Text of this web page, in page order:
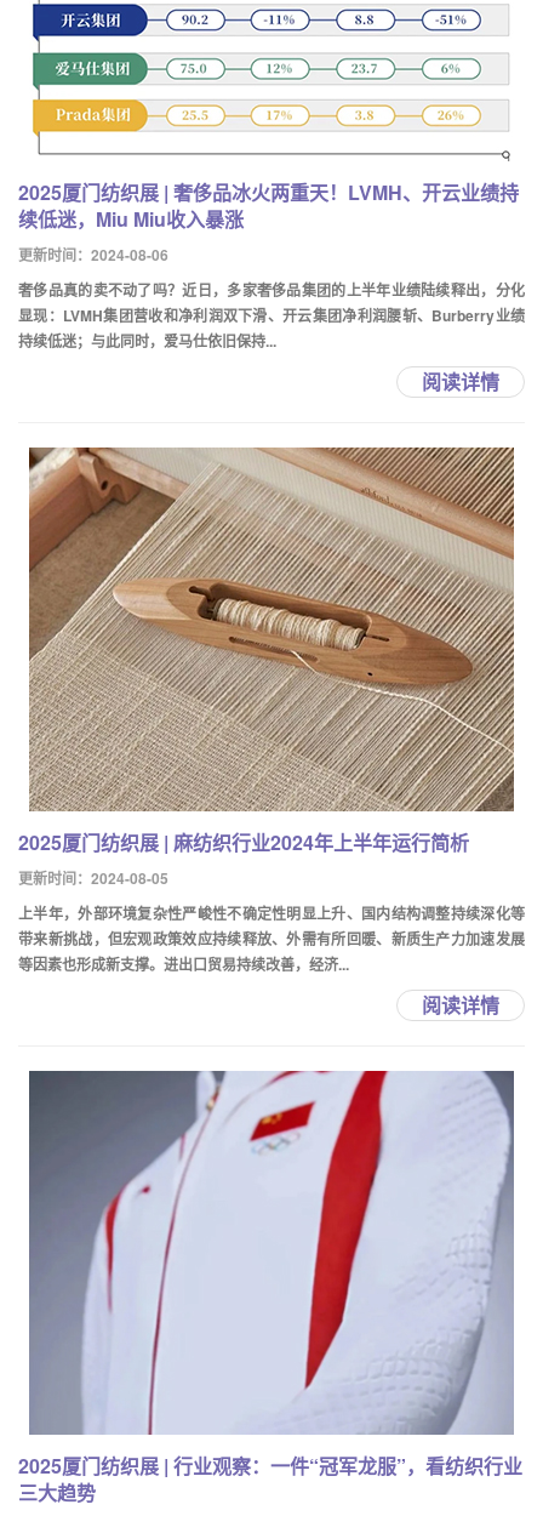
2025厦门纺织展 | 奢侈品冰火两重天！LVMH、开云业绩持
续低迷，Miu Miu收入暴涨
更新时间：2024-08-06
奢侈品真的卖不动了吗？近日，多家奢侈品集团的上半年业绩陆续释出，分化
显现：LVMH集团营收和净利润双下滑、开云集团净利润腰斩、Burberry业绩
持续低迷；与此同时，爱马仕依旧保持...
阅读详情
2025厦门纺织展 | 麻纺织行业2024年上半年运行简析
更新时间：2024-08-05
上半年，外部环境复杂性严峻性不确定性明显上升、国内结构调整持续深化等
带来新挑战，但宏观政策效应持续释放、外需有所回暖、新质生产力加速发展
等因素也形成新支撑。进出口贸易持续改善，经济...
阅读详情
2025厦门纺织展 | 行业观察：一件“冠军龙服”，看纺织行业
三大趋势